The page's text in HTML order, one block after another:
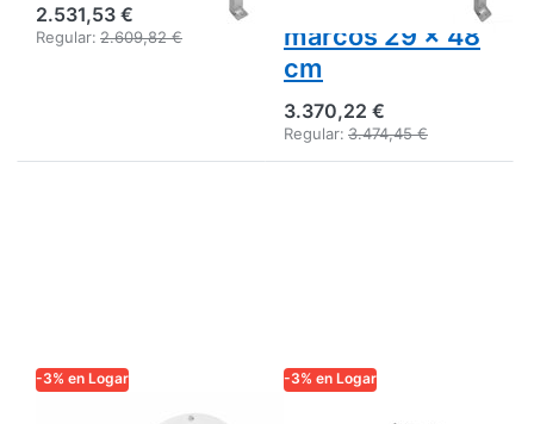
2.531,53 €
Regular: 2.609,82 €
marcos 29 x 48
cm
3.370,22 €
Regular: 3.474,45 €
-3% en Logar -3% en Logar